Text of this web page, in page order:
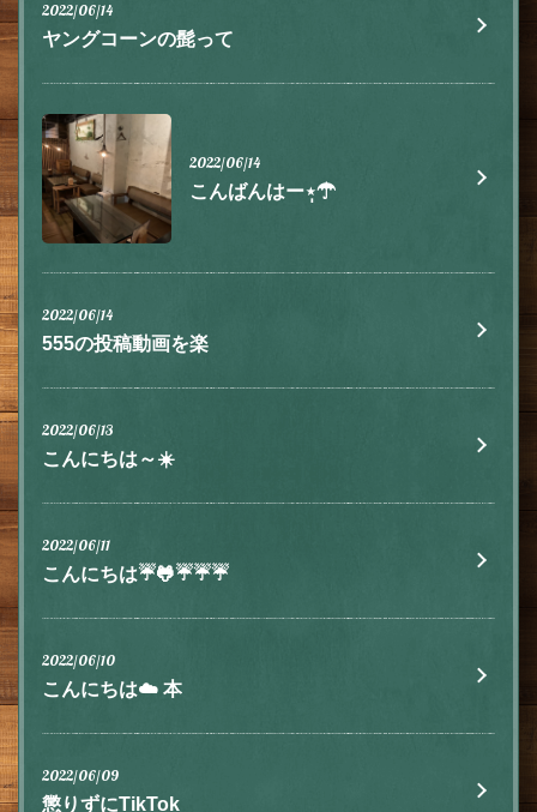
2022/06/14
ヤングコーンの髭って
2022/06/14
こんばんはー⋆̩☂︎
2022/06/14
555の投稿動画を楽
2022/06/13
こんにちは～☀️
2022/06/11
こんにちは☔🐸☔☔☔
2022/06/10
こんにちは☁️ 本
2022/06/09
懲りずにTikTok